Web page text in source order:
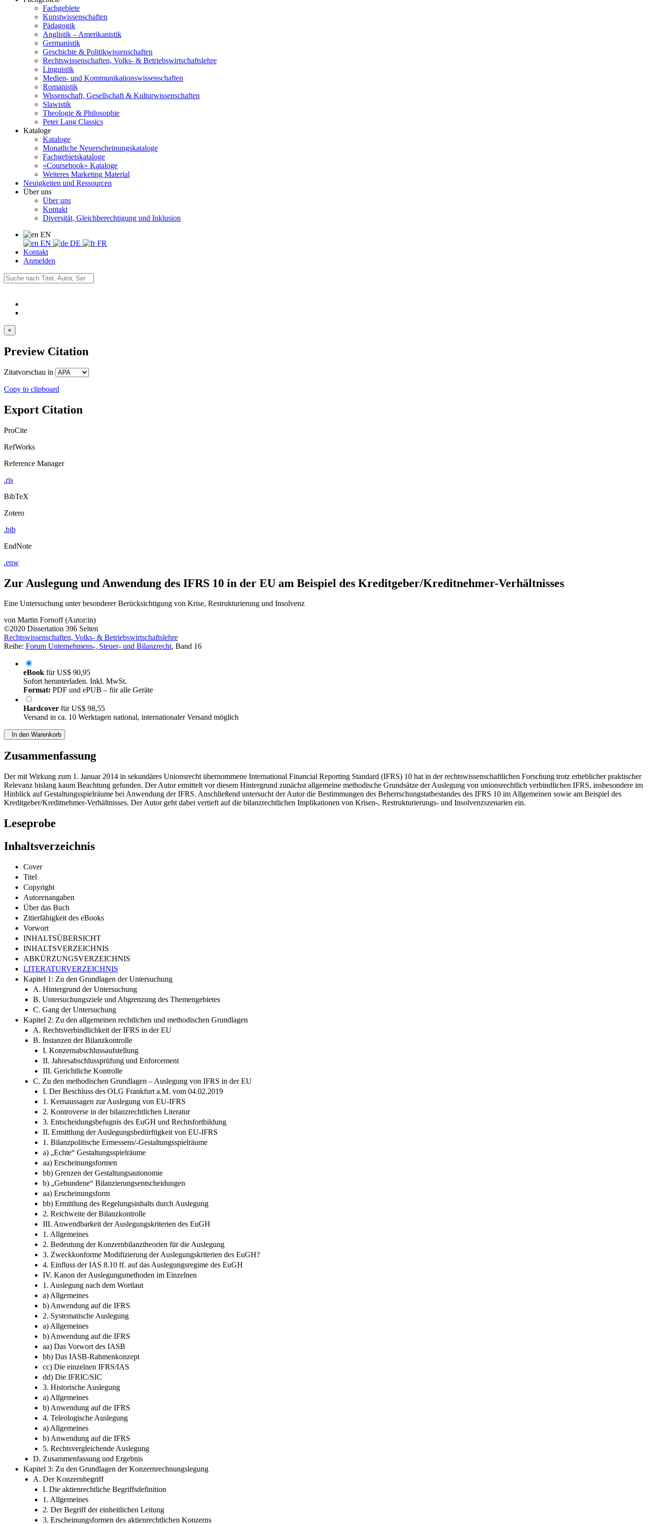
Fachgebiete
Kunstwissenschaften
Pädagogik
Anglistik – Amerikanistik
Germanistik
Geschichte & Politikwissenschaften
Rechtswissenschaften, Volks- & Betriebswirtschaftslehre
Linguistik
Medien- und Kommunikationswissenschaften
Romanistik
Wissenschaft, Gesellschaft & Kulturwissenschaften
Slawistik
Theologie & Philosophie
Peter Lang Classics
Kataloge
Kataloge
Monatliche Neuerscheinungskataloge
Fachgebietskataloge
«Coursebook» Kataloge
Weiteres Marketing Material
Neuigkeiten und Ressourcen
Über uns
Über uns
Kontakt
Diversität, Gleichberechtigung und Inklusion
EN
EN
DE
FR
Kontakt
Anmelden
×
Preview Citation
Zitatvorschau in
Copy to clipboard
Export Citation
ProCite
RefWorks
Reference Manager
.ris
BibTeX
Zotero
.bib
EndNote
.enw
Zur Auslegung und Anwendung des IFRS 10 in der EU am Beispiel des Kreditgeber/Kreditnehmer-Verhältnisses
Eine Untersuchung unter besonderer Berücksichtigung von Krise, Restrukturierung und Insolvenz
von Martin Fornoff (Autor:in)
©2020 Dissertation 396 Seiten
Rechtswissenschaften, Volks- & Betriebswirtschaftslehre
Reihe: Forum Unternehmens-, Steuer- und Bilanzrecht, Band 16
eBook fürUS$ 90,95
Sofort herunterladen. Inkl. MwSt.
Format: PDF und ePUB – für alle Geräte
Hardcover fürUS$ 98,55
Versand in ca. 10 Werktagen national, internationaler Versand möglich
In den Warenkorb
Zusammenfassung
Der mit Wirkung zum 1. Januar 2014 in sekundäres Unionsrecht übernommene International Financial Reporting Standard (IFRS) 10 hat in der rechtswissenschaftlichen Forschung trotz erheblicher praktischer
Relevanz bislang kaum Beachtung gefunden. Der Autor ermittelt vor diesem Hintergrund zunächst allgemeine methodische Grundsätze der Auslegung von unionsrechtlich verbindlichen IFRS, insbesondere im
Hinblick auf Gestaltungsspielräume bei Anwendung der IFRS. Anschließend untersucht der Autor die Bestimmungen des Beherrschungstatbestandes des IFRS 10 im Allgemeinen sowie am Beispiel des
Kreditgeber/Kreditnehmer-Verhältnisses. Der Autor geht dabei vertieft auf die bilanzrechtlichen Implikationen von Krisen-, Restrukturierungs- und Insolvenzszenarien ein.
Leseprobe
Inhaltsverzeichnis
Cover
Titel
Copyright
Autorenangaben
Über das Buch
Zitierfähigkeit des eBooks
Vorwort
INHALTSÜBERSICHT
INHALTSVERZEICHNIS
ABKÜRZUNGSVERZEICHNIS
LITERATURVERZEICHNIS
Kapitel 1: Zu den Grundlagen der Untersuchung
A. Hintergrund der Untersuchung
B. Untersuchungsziele und Abgrenzung des Themengebietes
C. Gang der Untersuchung
Kapitel 2: Zu den allgemeinen rechtlichen und methodischen Grundlagen
A. Rechtsverbindlichkeit der IFRS in der EU
B. Instanzen der Bilanzkontrolle
I. Konzernabschlussaufstellung
II. Jahresabschlussprüfung und Enforcement
III. Gerichtliche Kontrolle
C. Zu den methodischen Grundlagen – Auslegung von IFRS in der EU
I. Der Beschluss des OLG Frankfurt a.M. vom 04.02.2019
1. Kernaussagen zur Auslegung von EU-IFRS
2. Kontroverse in der bilanzrechtlichen Literatur
3. Entscheidungsbefugnis des EuGH und Rechtsfortbildung
II. Ermittlung der Auslegungsbedürftigkeit von EU-IFRS
1. Bilanzpolitische Ermessens/-Gestaltungsspielräume
a) „Echte“ Gestaltungsspielräume
aa) Erscheinungsformen
bb) Grenzen der Gestaltungsautonomie
b) „Gebundene“ Bilanzierungsentscheidungen
aa) Erscheinungsform
bb) Ermittlung des Regelungsinhalts durch Auslegung
2. Reichweite der Bilanzkontrolle
III. Anwendbarkeit der Auslegungskriterien des EuGH
1. Allgemeines
2. Bedeutung der Konzernbilanztheorien für die Auslegung
3. Zweckkonforme Modifizierung der Auslegungskriterien des EuGH?
4. Einfluss der IAS 8.10 ff. auf das Auslegungsregime des EuGH
IV. Kanon der Auslegungsmethoden im Einzelnen
1. Auslegung nach dem Wortlaut
a) Allgemeines
b) Anwendung auf die IFRS
2. Systematische Auslegung
a) Allgemeines
b) Anwendung auf die IFRS
aa) Das Vorwort des IASB
bb) Das IASB-Rahmenkonzept
cc) Die einzelnen IFRS/IAS
dd) Die IFRIC/SIC
3. Historische Auslegung
a) Allgemeines
b) Anwendung auf die IFRS
4. Teleologische Auslegung
a) Allgemeines
b) Anwendung auf die IFRS
5. Rechtsvergleichende Auslegung
D. Zusammenfassung und Ergebnis
Kapitel 3: Zu den Grundlagen der Konzernrechnungslegung
A. Der Konzernbegriff
I. Die aktienrechtliche Begriffsdefinition
1. Allgemeines
2. Der Begriff der einheitlichen Leitung
3. Erscheinungsformen des aktienrechtlichen Konzerns